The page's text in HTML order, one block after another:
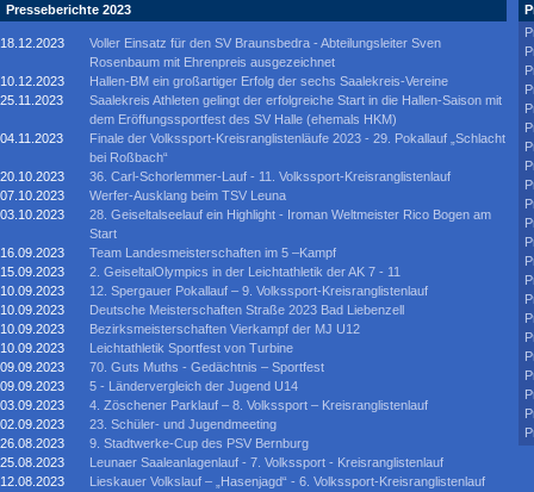
Presseberichte 2023
18.12.2023
Voller Einsatz für den SV Braunsbedra - Abteilungsleiter Sven
Rosenbaum mit Ehrenpreis ausgezeichnet
10.12.2023
Hallen-BM ein großartiger Erfolg der sechs Saalekreis-Vereine
25.11.2023
Saalekreis Athleten gelingt der erfolgreiche Start in die Hallen-Saison mit
dem Eröffungssportfest des SV Halle (ehemals HKM)
04.11.2023
Finale der Volkssport-Kreisranglistenläufe 2023 - 29. Pokallauf „Schlacht
bei Roßbach“
20.10.2023
36. Carl-Schorlemmer-Lauf - 11. Volkssport-Kreisranglistenlauf
07.10.2023
Werfer-Ausklang beim TSV Leuna
03.10.2023
28. Geiseltalseelauf ein Highlight - Iroman Weltmeister Rico Bogen am
Start
16.09.2023
Team Landesmeisterschaften im 5 –Kampf
15.09.2023
2. GeiseltalOlympics in der Leichtathletik der AK 7 - 11
10.09.2023
12. Spergauer Pokallauf – 9. Volkssport-Kreisranglistenlauf
10.09.2023
Deutsche Meisterschaften Straße 2023 Bad Liebenzell
10.09.2023
Bezirksmeisterschaften Vierkampf der MJ U12
10.09.2023
Leichtathletik Sportfest von Turbine
09.09.2023
70. Guts Muths - Gedächtnis – Sportfest
09.09.2023
5 - Ländervergleich der Jugend U14
03.09.2023
4. Zöschener Parklauf – 8. Volkssport – Kreisranglistenlauf
02.09.2023
23. Schüler- und Jugendmeeting
26.08.2023
9. Stadtwerke-Cup des PSV Bernburg
25.08.2023
Leunaer Saaleanlagenlauf - 7. Volkssport - Kreisranglistenlauf
12.08.2023
Lieskauer Volkslauf – „Hasenjagd“ - 6. Volkssport-Kreisranglistenlauf